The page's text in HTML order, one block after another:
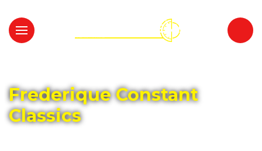
Frederique Constant
Classics